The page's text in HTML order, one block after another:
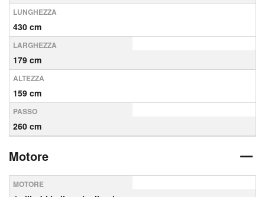
LUNGHEZZA
430 cm
LARGHEZZA
179 cm
ALTEZZA
159 cm
PASSO
260 cm
Motore
MOTORE